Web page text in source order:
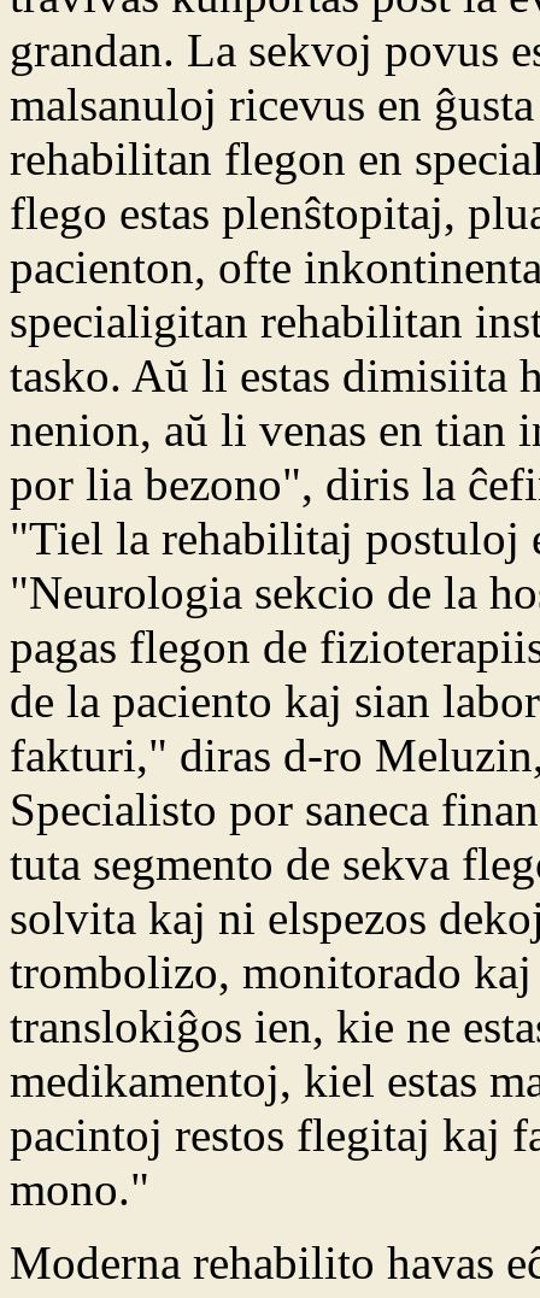
grandan. La sekvoj povus
malsanuloj ricevus en
rehabilitan flegon en
flego estas plenŝtopitaj,
pacienton, ofte
specialigitan rehabilitan
tasko. Aŭ li estas dimisiita
nenion, aŭ li venas en tian
por lia bezono", diris la
"Tiel la rehabilitaj postuloj
"Neurologia sekcio de la
pagas flegon de
de la paciento kaj sian
fakturi," diras d-ro
Specialisto por saneca
tuta segmento de sekva
solvita kaj ni elspezos
trombolizo, monitorado
translokiĝos ien, kie ne
medikamentoj, kiel estas
pacintoj restos flegitaj kaj
mono."
Moderna rehabilito havas